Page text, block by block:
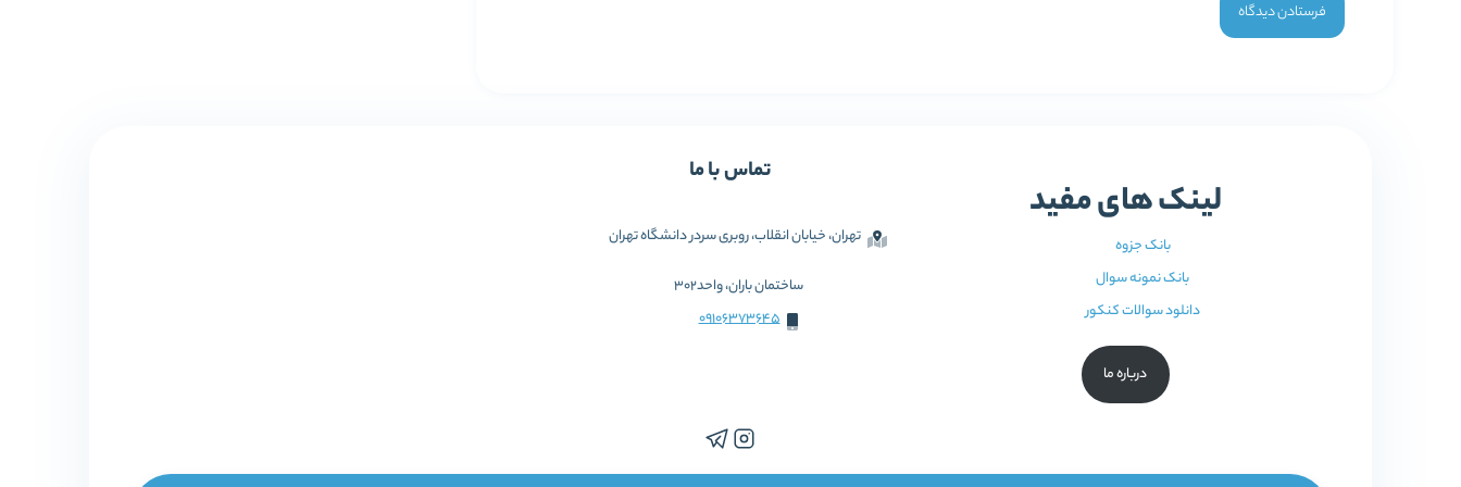
لینک های مفید
بانک جزوه
بانک نمونه سوال
دانلود سوالات کنکور
درباره ما
تماس با ما
تهران، خیابان انقلاب، روبری سردر دانشگاه تهران
ساختمان باران، واحد302
09106373645